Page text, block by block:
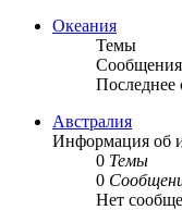
Океания
Темы
Сообщения
Последнее
Австралия
Информация об
0 Темы
0
Нет